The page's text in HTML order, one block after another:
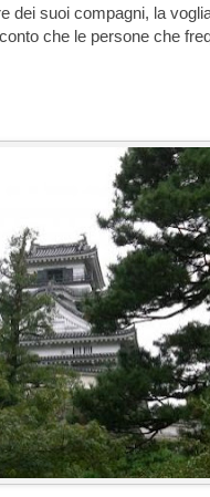
dei suoi compagni, la
che le persone che